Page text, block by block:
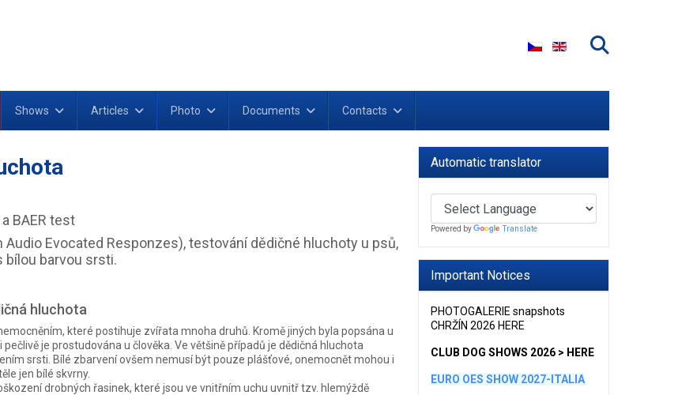
Select your language
Shows Articles Photo Documents Contacts
BAER test
Audio Evocated Responzes), testování dědičné hluchoty u psů,
bílou barvou srsti.
hluchota
které postihuje zvířata mnoha druhů. Kromě jiných byla popsána u
pečlivě je prostudována u člověka. Ve většině případů je dědičná hluchota
srsti. Bílé zbarvení ovšem nemusí být pouze plášťové, onemocnět mohou i
jen bílé skvrny.
drobných řasinek, které jsou ve vnitřním uchu uvnitř tzv. hlemýždě
Automatic translator
Powered by Translate
Important Notices
PHOTOGALERIE snapshots
CHRŽÍN 2026 HERE
CLUB DOG SHOWS 2026 > HERE
EURO OES SHOW 2027-ITALIA